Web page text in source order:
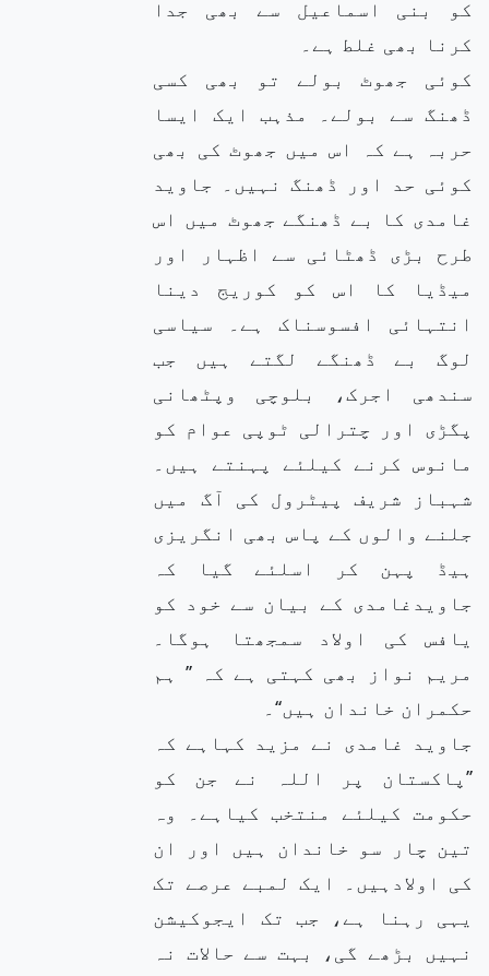
کو بنی اسماعیل سے بھی جدا
کرنا بھی غلط ہے۔
کوئی جھوٹ بولے تو بھی کسی
ڈھنگ سے بولے۔ مذہب ایک ایسا
حربہ ہے کہ اس میں جھوٹ کی بھی
کوئی حد اور ڈھنگ نہیں۔ جاوید
غامدی کا بے ڈھنگے جھوٹ میں اس
طرح بڑی ڈھٹائی سے اظہار اور
میڈیا کا اس کو کوریج دینا
انتہائی افسوسناک ہے۔ سیاسی
لوگ بے ڈھنگے لگتے ہیں جب
سندھی اجرک، بلوچی وپٹھانی
پگڑی اور چترالی ٹوپی عوام کو
مانوس کرنے کیلئے پہنتے ہیں۔
شہباز شریف پیٹرول کی آگ میں
جلنے والوں کے پاس بھی انگریزی
ہیڈ پہن کر اسلئے گیا کہ
جاویدغامدی کے بیان سے خود کو
یافس کی اولاد سمجھتا ہوگا۔
مریم نواز بھی کہتی ہے کہ ’’ ہم
حکمران خاندان ہیں‘‘۔
جاوید غامدی نے مزید کہاہے کہ
’’پاکستان پر اللہ نے جن کو
حکومت کیلئے منتخب کیاہے۔ وہ
تین چار سو خاندان ہیں اور ان
کی اولادہیں۔ ایک لمبے عرصے تک
یہی رہنا ہے، جب تک ایجوکیشن
نہیں بڑھے گی، بہت سے حالات نہ